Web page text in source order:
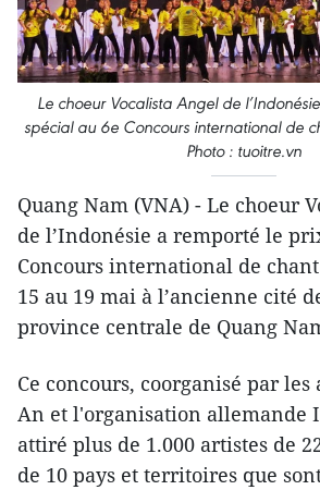
Le choeur Vocalista Angel de
spécial au 6e Concours international de
Photo : tuoitre.vn
Quang Nam (VNA) - Le choeur
de l’Indonésie a remporté le
Concours international de
15 au 19 mai à l’ancienne cité
province centrale de Quang
Ce concours, coorganisé par
An et l'organisation allemande
attiré plus de 1.000 artistes de
de 10 pays et territoires que